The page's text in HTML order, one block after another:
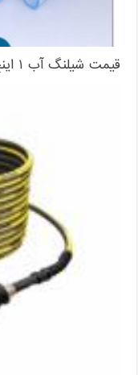
قیمت شیلنگ آب ۱ اینچ در بازار تهران